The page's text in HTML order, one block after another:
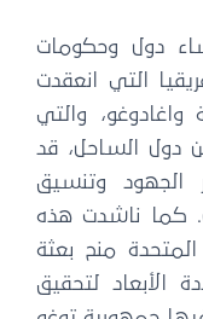
دول وحكومات
التي انعقدت
في مدينة واغادوغو، والتي
دول الساحل، قد
الجهود وتنسيق
كما ناشدت هذه
منح بعثة
الأبعاد لتحقيق